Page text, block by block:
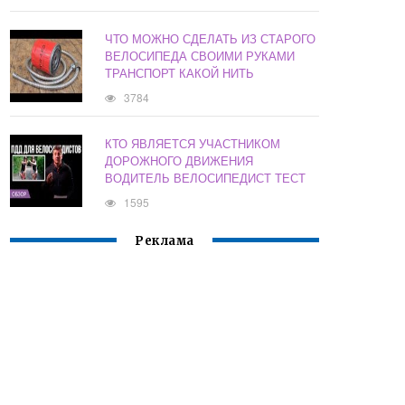
ЧТО МОЖНО СДЕЛАТЬ ИЗ СТАРОГО
ВЕЛОСИПЕДА СВОИМИ РУКАМИ
ТРАНСПОРТ КАКОЙ НИТЬ
3784
КТО ЯВЛЯЕТСЯ УЧАСТНИКОМ
ДОРОЖНОГО ДВИЖЕНИЯ
ВОДИТЕЛЬ ВЕЛОСИПЕДИСТ ТЕСТ
1595
Реклама